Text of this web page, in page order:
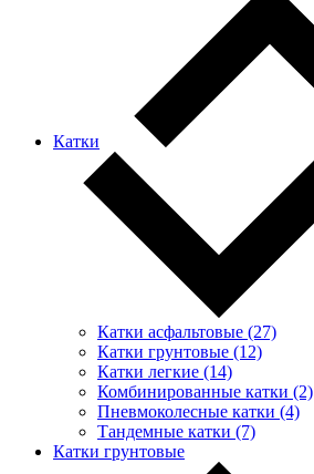
Катки
Катки асфальтовые (27)
Катки грунтовые (12)
Катки легкие (14)
Комбинированные катки (2)
Пневмоколесные катки (4)
Тандемные катки (7)
Катки грунтовые